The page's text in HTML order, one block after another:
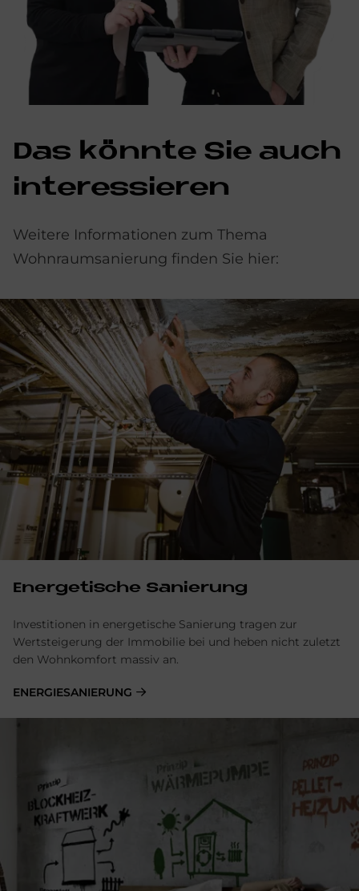
Das könnte Sie auch
interessieren
Weitere Informationen zum Thema
Wohnraumsanierung finden Sie hier:
Energetische Sanierung
Investitionen in energetische Sanierung tragen zur
Wertsteigerung der Immobilie bei und heben nicht zuletzt
den Wohnkomfort massiv an.
ENERGIESANIERUNG